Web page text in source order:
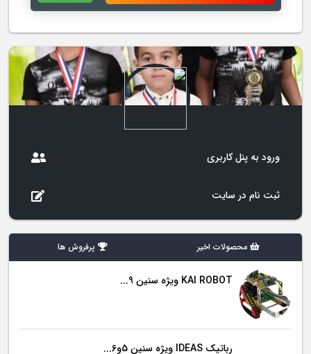
ورود به پنل کاربری
ثبت نام در سایت
محصولات اخیر پرفروش ها
KAI ROBOT ویژه سنین 9...
رباتیک IDEAS ویژه سنین 5و6...